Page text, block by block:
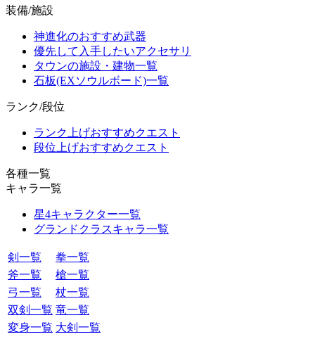
装備/施設
神進化のおすすめ武器
優先して入手したいアクセサリ
タウンの施設・建物一覧
石板(EXソウルボード)一覧
ランク/段位
ランク上げおすすめクエスト
段位上げおすすめクエスト
各種一覧
キャラ一覧
星4キャラクター一覧
グランドクラスキャラ一覧
剣一覧
拳一覧
斧一覧
槍一覧
弓一覧
杖一覧
双剣一覧 竜一覧
変身一覧 大剣一覧